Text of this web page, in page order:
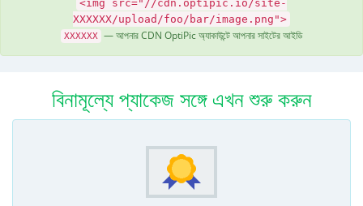
<img src="//cdn.optipic.io/site-
XXXXXX/upload/foo/bar/image.png">
XXXXXX — আপনার CDN OptiPic অ্যাকাউন্টে আপনার সাইটের আইডি
বিনামূল্যে প্যাকেজ সঙ্গে এখন শুরু করুন